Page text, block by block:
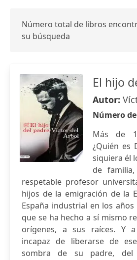
Número total de libros
su búsqueda
El hijo
Autor:
Número
Más de
¿Quién es
siquiera él
de
respetable profesor
hijos de la emigración de la
España industrial en los años
que se ha hecho a sí mismo
orígenes, a sus raíces. Y
incapaz de liberarse de
sombra de su padre, del